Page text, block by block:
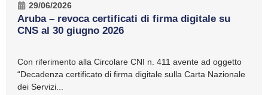
29/06/2026
Aruba – revoca certificati di firma digitale su
CNS al 30 giugno 2026
Con riferimento alla Circolare CNI n. 411 avente ad oggetto
“Decadenza certificato di firma digitale sulla Carta Nazionale
dei Servizi...